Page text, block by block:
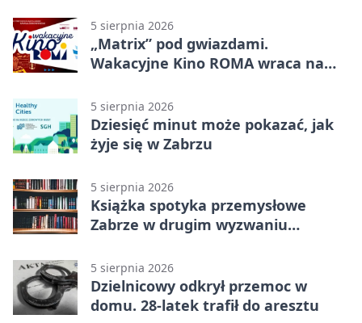
5 sierpnia 2026
„Matrix” pod gwiazdami.
Wakacyjne Kino ROMA wraca na
5 sierpnia 2026
Dziesięć minut może pokazać, jak
żyje się w Zabrzu
5 sierpnia 2026
Książka spotyka przemysłowe
Zabrze w drugim wyzwaniu
5 sierpnia 2026
Dzielnicowy odkrył przemoc w
domu. 28-latek trafił do aresztu